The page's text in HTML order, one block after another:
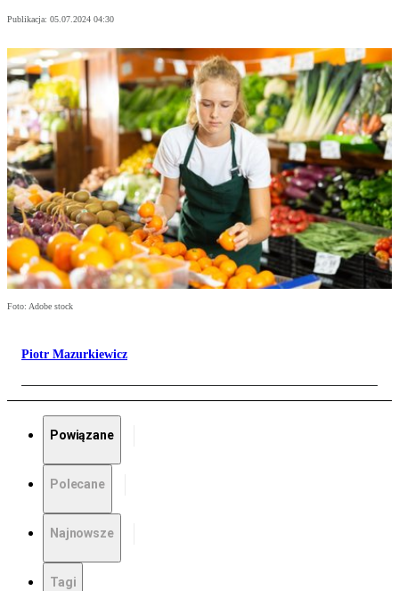
Publikacja: 05.07.2024 04:30
Foto: Adobe stock
Piotr Mazurkiewicz
Powiązane
Polecane
Najnowsze
Tagi